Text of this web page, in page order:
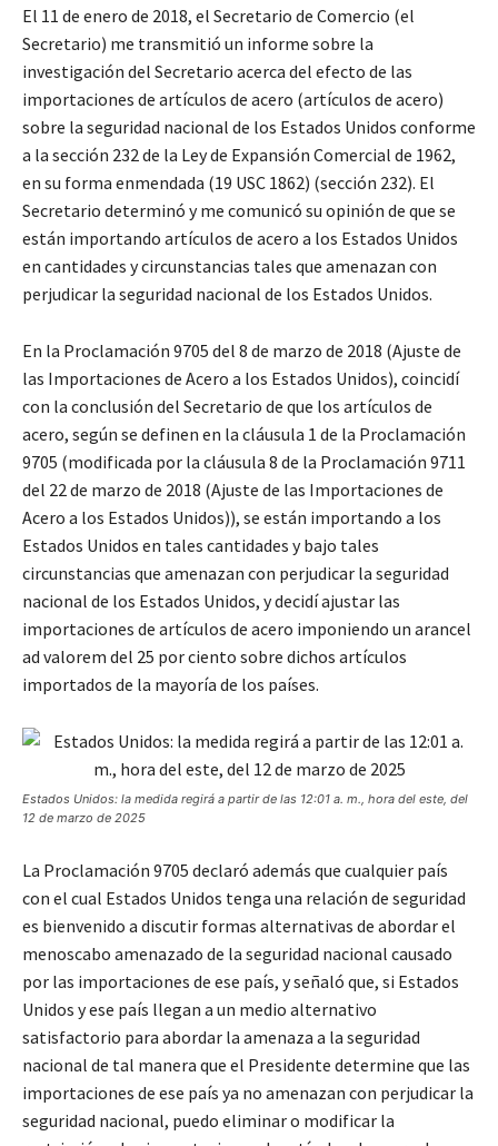
El 11 de enero de 2018, el Secretario de Comercio (el
Secretario) me transmitió un informe sobre la
investigación del Secretario acerca del efecto de las
importaciones de artículos de acero (artículos de acero)
sobre la seguridad nacional de los Estados Unidos conforme
a la sección 232 de la Ley de Expansión Comercial de 1962,
en su forma enmendada (19 USC 1862) (sección 232). El
Secretario determinó y me comunicó su opinión de que se
están importando artículos de acero a los Estados Unidos
en cantidades y circunstancias tales que amenazan con
perjudicar la seguridad nacional de los Estados Unidos.
En la Proclamación 9705 del 8 de marzo de 2018 (Ajuste de
las Importaciones de Acero a los Estados Unidos), coincidí
con la conclusión del Secretario de que los artículos de
acero, según se definen en la cláusula 1 de la Proclamación
9705 (modificada por la cláusula 8 de la Proclamación 9711
del 22 de marzo de 2018 (Ajuste de las Importaciones de
Acero a los Estados Unidos)), se están importando a los
Estados Unidos en tales cantidades y bajo tales
circunstancias que amenazan con perjudicar la seguridad
nacional de los Estados Unidos, y decidí ajustar las
importaciones de artículos de acero imponiendo un arancel
ad valorem del 25 por ciento sobre dichos artículos
importados de la mayoría de los países.
Estados Unidos: la medida regirá a partir de las 12:01 a. m., hora del este, del
12 de marzo de 2025
La Proclamación 9705 declaró además que cualquier país
con el cual Estados Unidos tenga una relación de seguridad
es bienvenido a discutir formas alternativas de abordar el
menoscabo amenazado de la seguridad nacional causado
por las importaciones de ese país, y señaló que, si Estados
Unidos y ese país llegan a un medio alternativo
satisfactorio para abordar la amenaza a la seguridad
nacional de tal manera que el Presidente determine que las
importaciones de ese país ya no amenazan con perjudicar la
seguridad nacional, puedo eliminar o modificar la